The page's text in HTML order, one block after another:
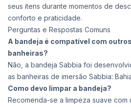
seus itens durante momentos de
conforto e praticidade.
Perguntas e Respostas Comuns
A bandeja é compatível com
banheiras?
Não, a bandeja Sabbia foi
as banheiras de imersão Sabbia:
Como devo limpar a bandeja?
Recomenda-se a limpeza suave com